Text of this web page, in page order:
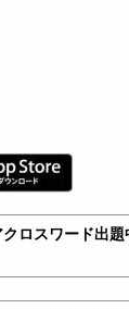
ロスワード出